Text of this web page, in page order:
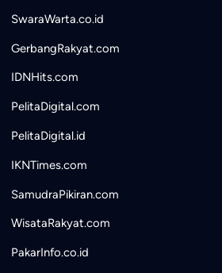
SwaraWarta.co.id
GerbangRakyat.com
IDNHits.com
PelitaDigital.com
PelitaDigital.id
IKNTimes.com
SamudraPikiran.com
WisataRakyat.com
PakarInfo.co.id